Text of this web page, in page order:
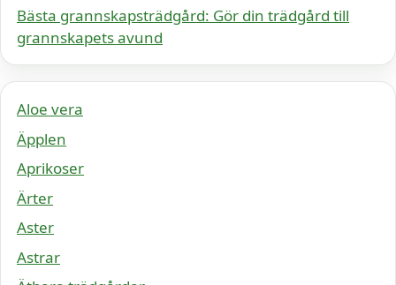
Bästa grannskapsträdgård: Gör din trädgård till
grannskapets avund
Aloe vera
Äpplen
Aprikoser
Ärter
Aster
Astrar